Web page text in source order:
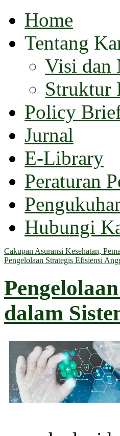
Home
Tentang
Visi dan
Struktur
Policy
Jurnal
E-Library
Peraturan
Hubungi
Cakupan Asuransi Kesehatan,
Pengelolaan Strategis Efisiensi
dalam